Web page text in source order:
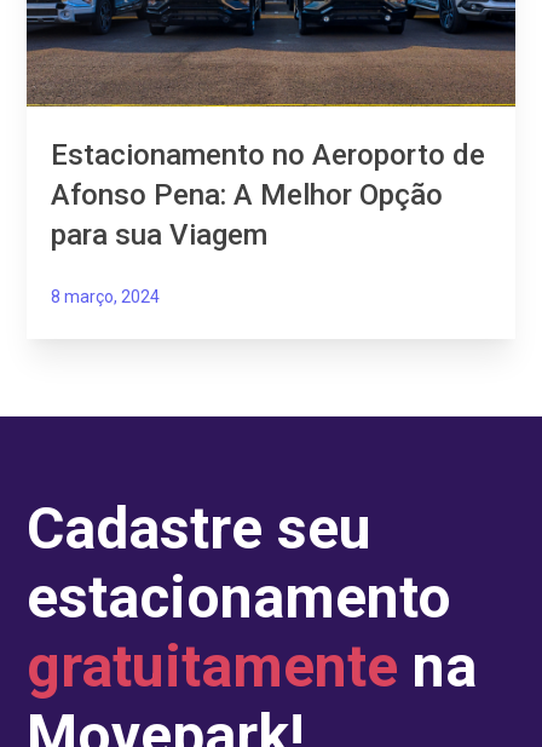
Estacionamento no Aeroporto de
Afonso Pena: A Melhor Opção
para sua Viagem
8 março, 2024
Cadastre seu
estacionamento
gratuitamente na